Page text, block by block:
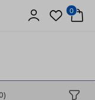
KARGO 0